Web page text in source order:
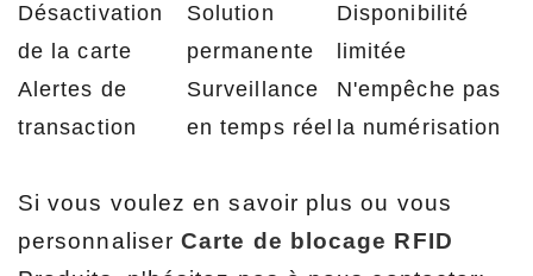
Désactivation
de la carte
Solution
permanente
Disponibilité
limitée
Alertes de
transaction
Surveillance
en temps réel
N'empêche pas
la numérisation
Si vous voulez en savoir plus ou vous
personnaliserCarte de blocage RFID